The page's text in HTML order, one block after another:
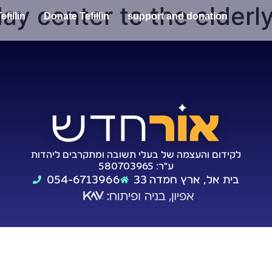
Donate Tefillin
support and donation
center to the
לקידום והעצמה של בעלי תשובה ומתקרבים ליהדות
ע"ר: 580703965
054-6713966 בית אל, ארץ חמדה 33